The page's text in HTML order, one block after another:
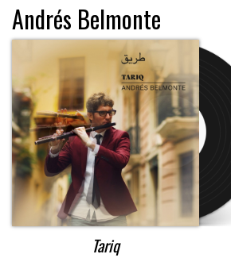
Andrés Belmonte
Tariq